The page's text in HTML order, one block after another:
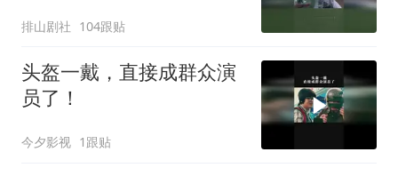
排山剧社 104跟贴
头盔一戴，直接成群众演
员了！
今夕影视 1跟贴